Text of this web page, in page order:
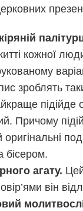
кожної
зроблять
підійде
Причому
оригінальні
бісером.
агату.
він